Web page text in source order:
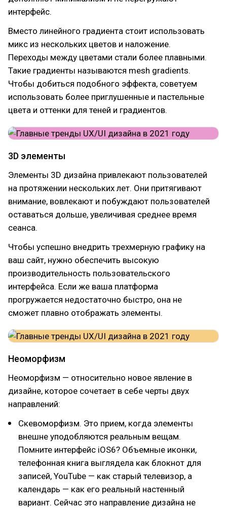
интерфейс.
Вместо линейного градиента стоит использовать
микс из нескольких цветов и наложение.
Переходы между цветами стали более плавными.
Такие градиенты называются mesh gradients.
Чтобы добиться подобного эффекта, советуем
использовать более приглушенные и пастельные
цвета и оттенки для теней и градиентов.
3D элементы
Элементы 3D дизайна привлекают пользователей
на протяжении нескольких лет. Они притягивают
внимание, вовлекают и побуждают пользователей
оставаться дольше, увеличивая среднее время
сеанса.
Чтобы успешно внедрить трехмерную графику на
ваш сайт, нужно обеспечить высокую
производительность пользовательского
интерфейса. Если же ваша платформа
прогружается недостаточно быстро, она не
сможет плавно отображать элементы.
Неоморфизм
Неоморфизм — относительно новое явление в
дизайне, которое сочетает в себе черты двух
направлений:
Скевоморфизм. Это прием, когда элементы
внешне уподобляются реальным вещам.
Помните интерфейс iOS6? Объемные иконки,
телефонная книга выглядела как блокнот для
записей, YouTube — как старый телевизор, а
календарь — как его реальный настенный
вариант. Сейчас это направление дизайна не